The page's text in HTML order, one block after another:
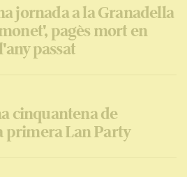
jornada a la Granadella
pagès mort en
passat
cinquantena de
primera Lan Party